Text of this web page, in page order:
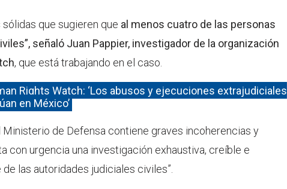
sólidas que sugieren que al menos cuatro de las personas
señaló Juan Pappier, investigador de la organización
, que está trabajando en el caso.
Rights Watch: ‘Los abusos y ejecuciones extrajudiciales
en México’
Ministerio de Defensa contiene graves incoherencias y
con urgencia una investigación exhaustiva, creíble e
las autoridades judiciales civiles”.